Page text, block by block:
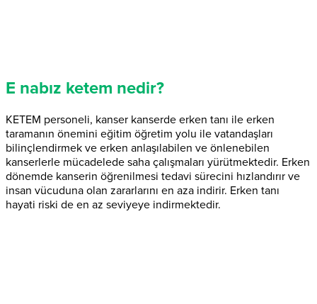
E nabız ketem nedir?
KETEM personeli, kanser kanserde erken tanı ile erken
taramanın önemini eğitim öğretim yolu ile vatandaşları
bilinçlendirmek ve erken anlaşılabilen ve önlenebilen
kanserlerle mücadelede saha çalışmaları yürütmektedir. Erken
dönemde kanserin öğrenilmesi tedavi sürecini hızlandırır ve
insan vücuduna olan zararlarını en aza indirir. Erken tanı
hayati riski de en az seviyeye indirmektedir.